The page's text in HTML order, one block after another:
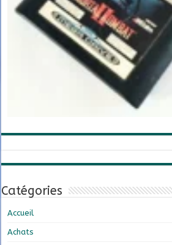
Catégories
Accueil
Achats